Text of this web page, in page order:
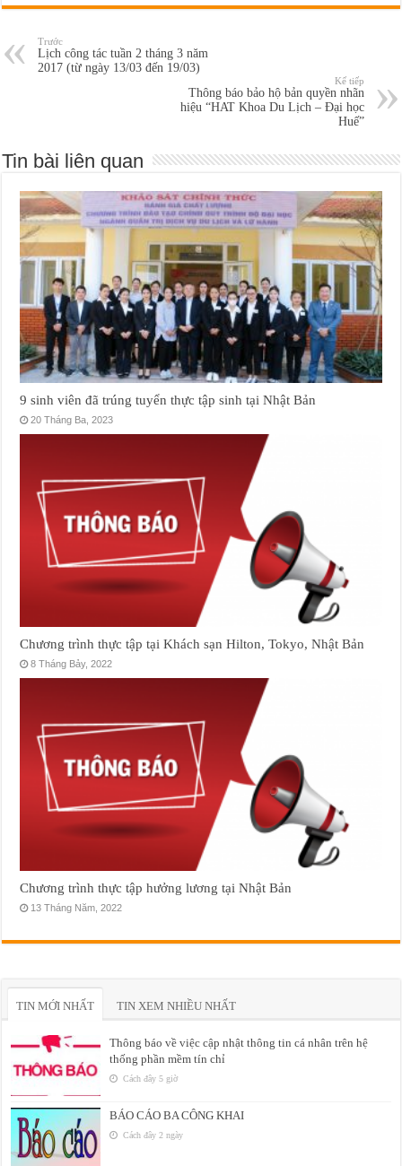
Trước
Lịch công tác tuần 2 tháng 3 năm
2017 (từ ngày 13/03 đến 19/03)
Kế tiếp
Thông báo bảo hộ bản quyền nhãn
hiệu “HAT Khoa Du Lịch – Đại học
Huế”
Tin bài liên quan
9 sinh viên đã trúng tuyển thực tập sinh tại Nhật Bản
20 Tháng Ba, 2023
Chương trình thực tập tại Khách sạn Hilton, Tokyo, Nhật Bản
8 Tháng Bảy, 2022
Chương trình thực tập hưởng lương tại Nhật Bản
13 Tháng Năm, 2022
TIN MỚI NHẤT TIN XEM NHIỀU NHẤT
Thông báo về việc cập nhật thông tin cá nhân trên hệ
thống phần mềm tín chỉ
Cách đây 5 giờ
BÁO CÁO BA CÔNG KHAI
Cách đây 2 ngày